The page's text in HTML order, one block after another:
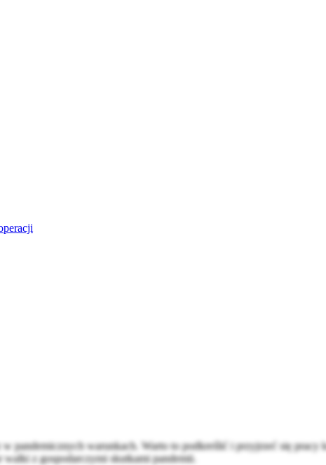
warunkach. Warto to podkreślić i przyjrzeć się pracy
z gospodarczymi skutkami pandemii.